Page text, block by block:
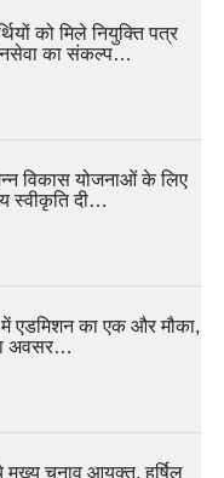
को मिले नियुक्ति पत्र
का संकल्प…
विकास योजनाओं के लिए
स्वीकृति दी…
में एडमिशन का एक और मौका,
अवसर…
मुख्य चुनाव आयुक्त, हर्षिल